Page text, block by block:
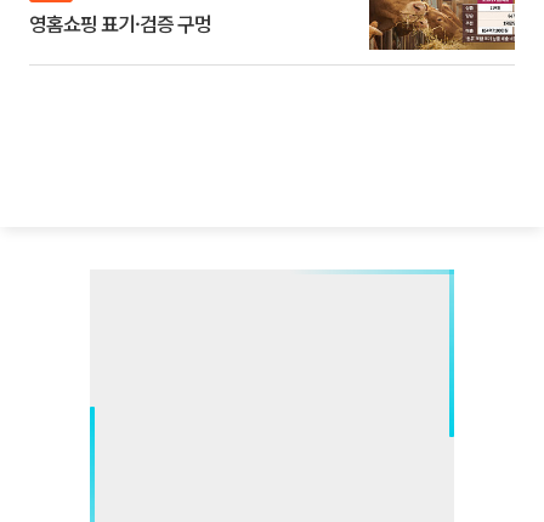
영홈쇼핑 표기·검증 구멍